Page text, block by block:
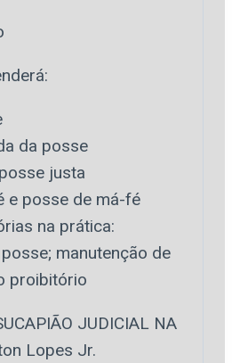
da posse
justa
e posse de má-fé
na prática:
manutenção de
proibitório
JUDICIAL NA
Lopes Jr.